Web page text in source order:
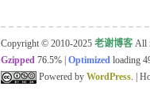
Copyright © 2010-2025 老谢博客 All
Gzipped 76.5% Optimized loading
Powered by WordPress. |